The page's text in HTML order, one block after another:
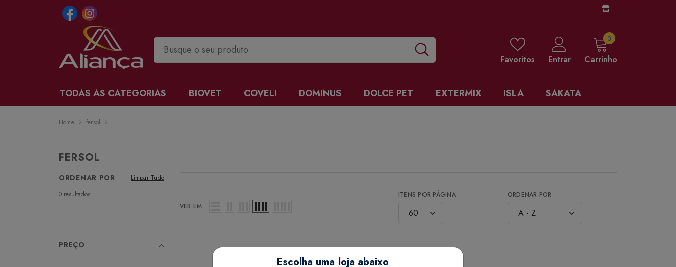
Favoritos Entrar Carrinho
00 items
TODAS AS CATEGORIAS BIOVET COVELI DOMINUS DOLCE PET EXTERMIX ISLA SAKATA
Home fersol
FERSOL
ORDENAR POR
Limpar Tudo
0 resultados
PREÇO
VER EM
ITENS POR PÁGINA ORDENAR POR
Escolha uma loja abaixo